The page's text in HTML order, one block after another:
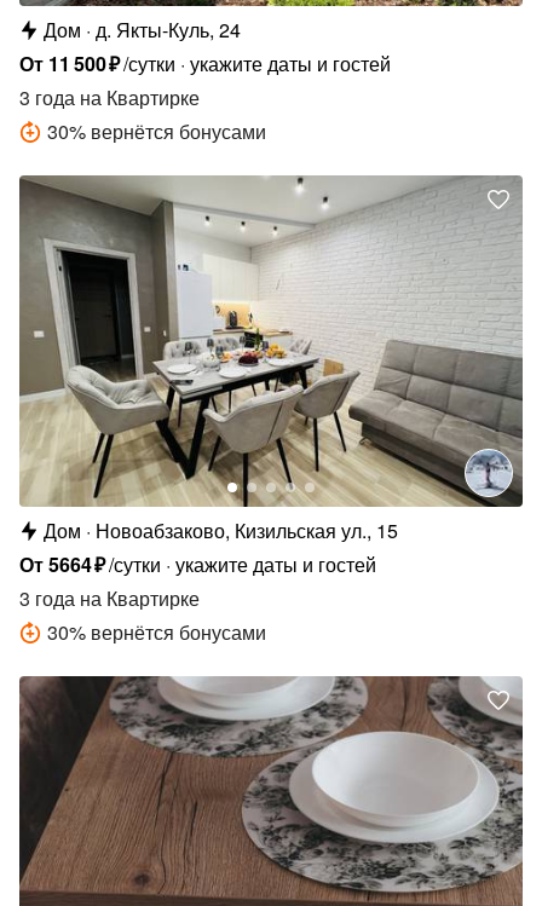
Дом д. Якты-Куль, 24
От 11 500₽/сутки укажите даты и гостей
3 года на Квартирке
30% вернётся бонусами
Дом
Новоабзаково, Кизильская ул., 15
От5664₽/сутки укажите даты и гостей
3 года на Квартирке
30% вернётся бонусами